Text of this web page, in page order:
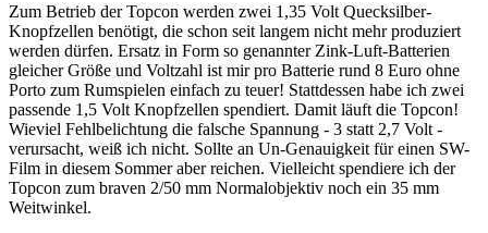
Zum Betrieb der Topcon werden zwei 1,35 Volt Quecksilber-
Knopfzellen benötigt, die schon seit langem nicht mehr produziert
werden dürfen. Ersatz in Form so genannter Zink-Luft-Batterien
gleicher Größe und Voltzahl ist mir pro Batterie rund 8 Euro ohne
Porto zum Rumspielen einfach zu teuer! Stattdessen habe ich zwei
passende 1,5 Volt Knopfzellen spendiert. Damit läuft die Topcon!
Wieviel Fehlbelichtung die falsche Spannung - 3 statt 2,7 Volt -
verursacht, weiß ich nicht. Sollte an Un-Genauigkeit für einen SW-
Film in diesem Sommer aber reichen. Vielleicht spendiere ich der
Topcon zum braven 2/50 mm Normalobjektiv noch ein 35 mm
Weitwinkel.